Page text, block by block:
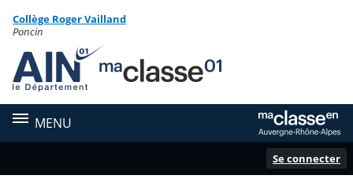
Menu de la rubrique
Contenu
Collège Roger Vailland
Poncin
MENU
Se connecter